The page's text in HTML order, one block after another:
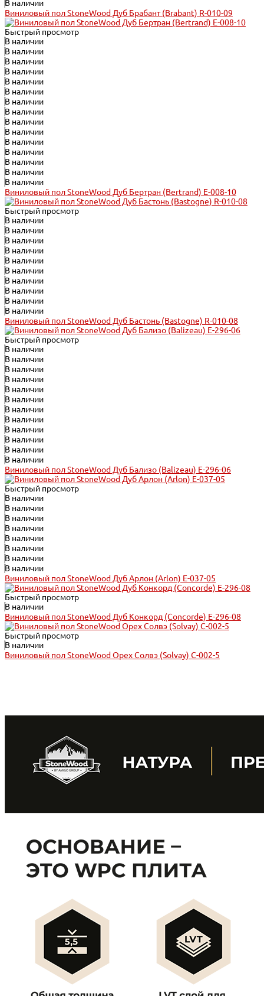
В наличии
Виниловый пол StoneWood Дуб Брабант (Brabant) R-010-09
Быстрый просмотр
В наличии
В наличии
В наличии
В наличии
В наличии
В наличии
В наличии
В наличии
В наличии
В наличии
В наличии
В наличии
В наличии
В наличии
В наличии
Виниловый пол StoneWood Дуб Бертран (Bertrand) E-008-10
Быстрый просмотр
В наличии
В наличии
В наличии
В наличии
В наличии
В наличии
В наличии
В наличии
В наличии
В наличии
Виниловый пол StoneWood Дуб Бастонь (Bastogne) R-010-08
Быстрый просмотр
В наличии
В наличии
В наличии
В наличии
В наличии
В наличии
В наличии
В наличии
В наличии
В наличии
В наличии
В наличии
Виниловый пол StoneWood Дуб Бализо (Balizeau) E-296-06
Быстрый просмотр
В наличии
В наличии
В наличии
В наличии
В наличии
В наличии
В наличии
В наличии
Виниловый пол StoneWood Дуб Арлон (Arlon) E-037-05
Быстрый просмотр
В наличии
Виниловый пол StoneWood Дуб Конкорд (Concorde) E-296-08
Быстрый просмотр
В наличии
Виниловый пол StoneWood Орех Солвэ (Solvay) C-002-5